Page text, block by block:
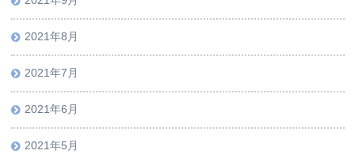
2021年8月
2021年7月
2021年6月
2021年5月